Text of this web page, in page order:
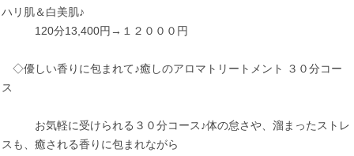
ハリ肌＆白美肌♪
120分13,400円→１２０００円
◇優しい香りに包まれて♪癒しのアロマトリートメント ３０分コー
ス
お気軽に受けられる３０分コース♪体の怠さや、溜まったストレ
スも、癒される香りに包まれながら